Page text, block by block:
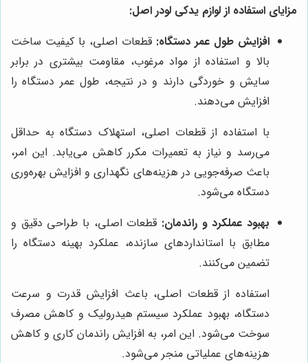
مزایای استفاده از لوازم یدکی لودر اصل:
افزایش طول عمر دستگاه: قطعات اصلی، با کیفیت ساخت
بالا و استفاده از مواد مرغوب، مقاومت بیشتری در برابر
سایش و خوردگی دارند و در نتیجه، طول عمر دستگاه را
افزایش می‌دهند.
با استفاده از قطعات اصلی، استهلاک دستگاه به حداقل
می‌رسد و نیاز به تعمیرات مکرر کاهش می‌یابد. این امر،
باعث صرفه‌جویی در هزینه‌های نگهداری و افزایش بهره‌وری
دستگاه می‌شود.
بهبود عملکرد و راندمان: قطعات اصلی، با طراحی دقیق و
مطابق با استانداردهای سازنده، عملکرد بهینه دستگاه را
تضمین می‌کنند.
استفاده از قطعات اصلی، باعث افزایش قدرت و سرعت
دستگاه، بهبود عملکرد سیستم هیدرولیک و کاهش مصرف
سوخت می‌شود. این امر، به افزایش راندمان کاری و کاهش
هزینه‌های عملیاتی منجر می‌شود.